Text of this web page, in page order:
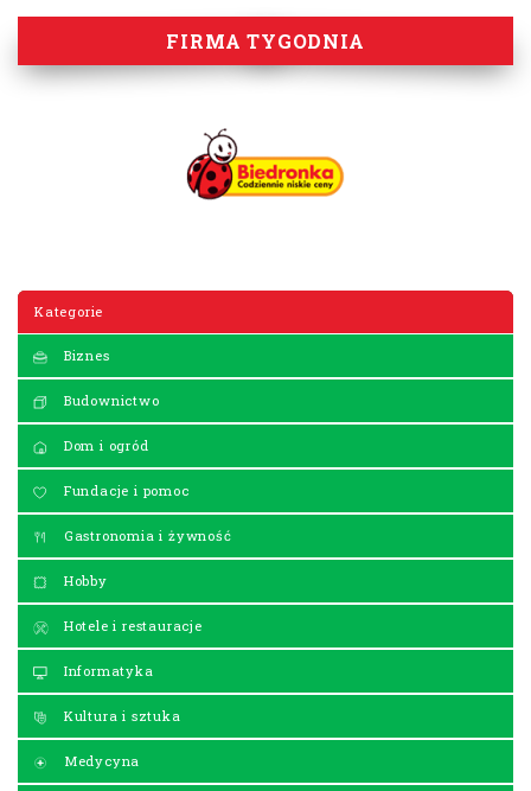
FIRMA TYGODNIA
Kategorie
Biznes
Budownictwo
Dom i ogród
Fundacje i pomoc
Gastronomia i żywność
Hobby
Hotele i restauracje
Informatyka
Kultura i sztuka
Medycyna